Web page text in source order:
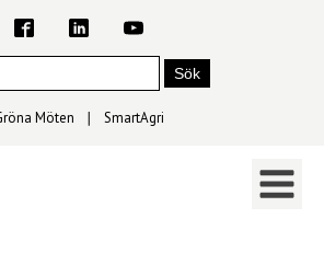
Möten ∣ SmartAgri